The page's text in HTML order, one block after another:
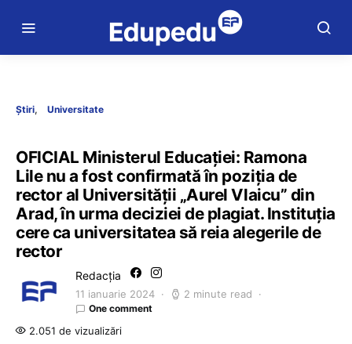
Știri Universitate
OFICIAL Ministerul Educației: Ramona
Lile nu a fost confirmată în poziția de
rector al Universității „Aurel Vlaicu” din
Arad, în urma deciziei de plagiat. Instituția
cere ca universitatea să reia alegerile de
rector
Redacția
11 ianuarie 2024 2 minute read
One comment
2.051 de vizualizări